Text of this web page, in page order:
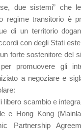
due sistemi” che
regime transitorio è
di un territorio
con degli Stati
forte sostenitore del
promuovere gli
a negoziare e
libero scambio e
e Hong Kong
Partnership